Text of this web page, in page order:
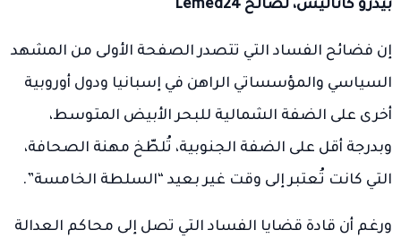
بيدرو كاناليس، لصالح Lemed24
إن فضائح الفساد التي تتصدر الصفحة الأولى من المشهد
السياسي والمؤسساتي الراهن في إسبانيا ودول أوروبية
أخرى على الضفة الشمالية للبحر الأبيض المتوسط،
وبدرجة أقل على الضفة الجنوبية، تُلطّخ مهنة الصحافة،
التي كانت تُعتبر إلى وقت غير بعيد “السلطة الخامسة”.
ورغم أن قادة قضايا الفساد التي تصل إلى محاكم العدالة